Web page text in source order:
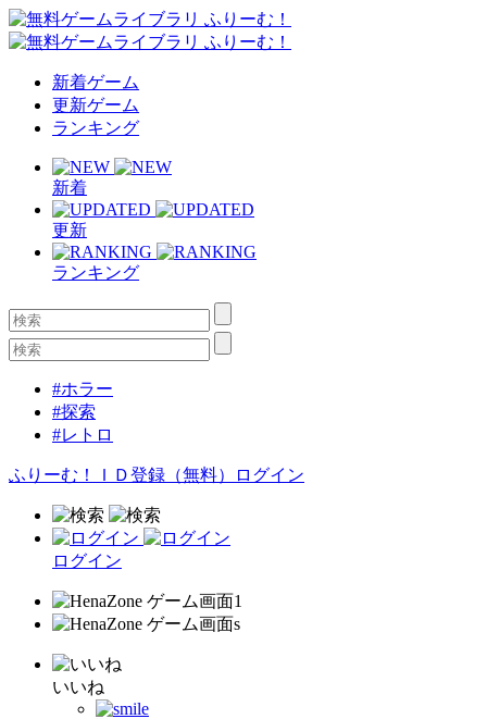
新着ゲーム
更新ゲーム
ランキング
新着
更新
ランキング
#ホラー
#探索
#レトロ
ふりーむ！ＩＤ登録（無料） ログイン
ログイン
いいね